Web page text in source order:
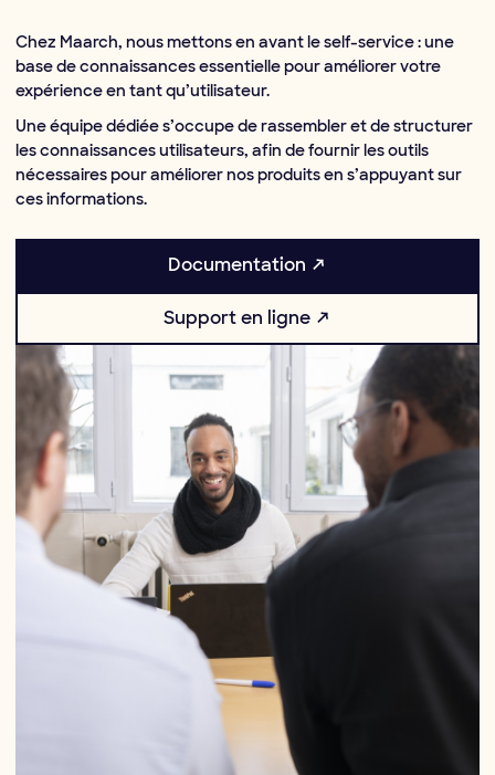
Chez Maarch, nous mettons en avant le self-service : une
base de connaissances essentielle pour améliorer votre
expérience en tant qu’utilisateur.
Une équipe dédiée s’occupe de rassembler et de structurer
les connaissances utilisateurs, afin de fournir les outils
nécessaires pour améliorer nos produits en s’appuyant sur
ces informations.
Documentation ↗
Support en ligne ↗